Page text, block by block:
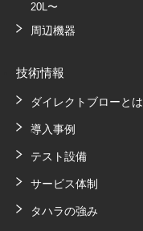
20L〜
周辺機器
技術情報
ダイレクトブローとは
導入事例
テスト設備
サービス体制
タハラの強み